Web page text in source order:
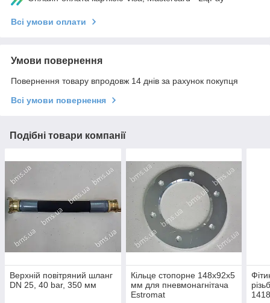
Всі умови оплати
Умови повернення
Повернення товару впродовж 14 днів за рахунок покупця
Всі умови повернення
Подібні товари компанії
Верхній повітряний шланг
DN 25, 40 bar, 350 мм
Кільце стопорне 148х92х5
мм для пневмонагнітача
Estromat